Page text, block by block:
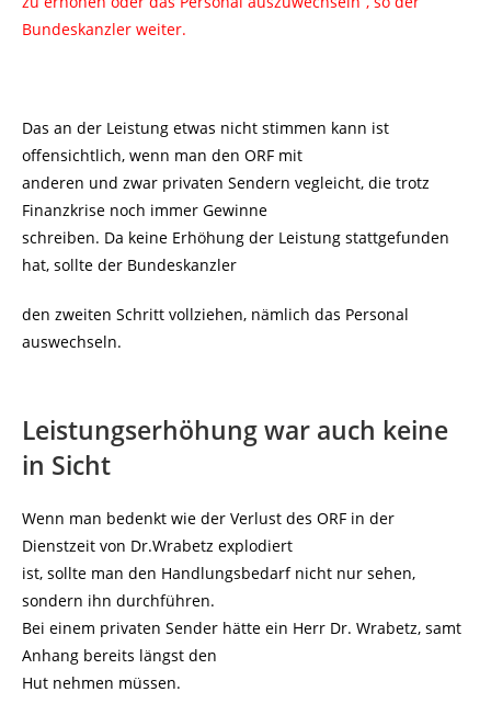
Bundeskanzler weiter.
Das an der Leistung etwas nicht stimmen kann ist
offensichtlich, wenn man den ORF mit
anderen und zwar privaten Sendern vegleicht, die trotz
Finanzkrise noch immer Gewinne
schreiben. Da keine Erhöhung der Leistung stattgefunden
hat, sollte der Bundeskanzler
den zweiten Schritt vollziehen, nämlich das Personal
auswechseln.
Leistungserhöhung war auch keine
in Sicht
Wenn man bedenkt wie der Verlust des ORF in der
Dienstzeit von Dr.Wrabetz explodiert
ist, sollte man den Handlungsbedarf nicht nur sehen,
sondern ihn durchführen.
Bei einem privaten Sender hätte ein Herr Dr. Wrabetz, samt
Anhang bereits längst den
Hut nehmen müssen.